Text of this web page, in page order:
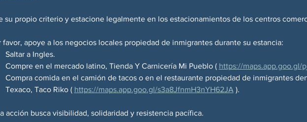
su propio criterio y estacione legalmente en los estacionamientos de los centros
favor, apoye a los negocios locales propiedad de inmigrantes durante su estancia:
Saltar a Ingles.
Compre en el mercado latino, Tienda Y Carnicería Mi Pueblo ( https://maps.app.goo.gl/
Compra comida en el camión de tacos o en el restaurante propiedad de inmigrantes
Texaco, Taco Riko ( https://maps.app.goo.gl/s3a8JfnmH3nYH62JA ).
acción busca visibilidad, solidaridad y resistencia pacífica.